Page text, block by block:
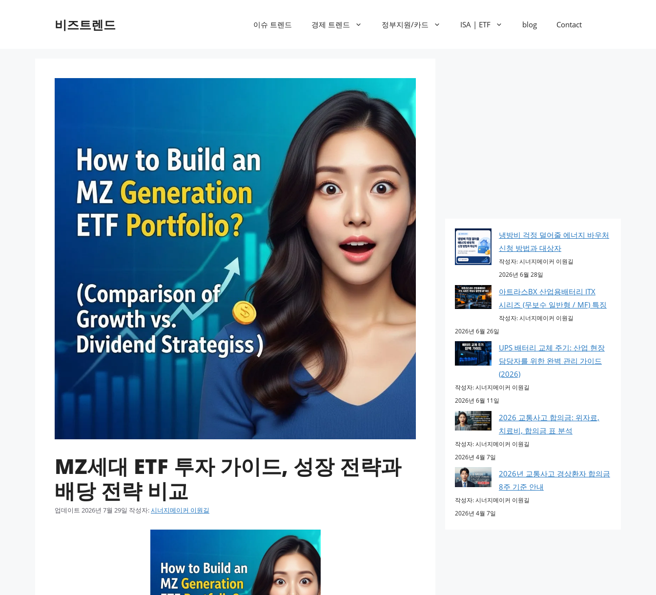
비즈트렌드 이슈 트렌드 경제 트렌드 정부지원/카드 ISA | ETF blog Contact
MZ세대 ETF 투자 가이드, 성장 전략과
배당 전략 비교
업데이트 2026년 7월 29일 작성자:시너지메이커 이원길
냉방비 걱정 덜어줄 에너지 바우처
신청 방법과 대상자
작성자: 시너지메이커 이원길
2026년 6월 28일
아트라스BX 산업용배터리 ITX
시리즈 (무보수 일반형 / MF) 특징
작성자: 시너지메이커 이원길
2026년 6월 26일
UPS 배터리 교체 주기: 산업 현장
담당자를 위한 완벽 관리 가이드
(2026)
작성자: 시너지메이커 이원길
2026년 6월 11일
2026 교통사고 합의금: 위자료,
치료비, 합의금 표 분석
작성자: 시너지메이커 이원길
2026년 4월 7일
2026년 교통사고 경상환자 합의금
8주 기준 안내
작성자: 시너지메이커 이원길
2026년 4월 7일